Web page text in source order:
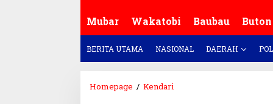
Mubar Wakatobi Baubau Buton
BERITA UTAMA NASIONAL DAERAH
Homepage / Kendari